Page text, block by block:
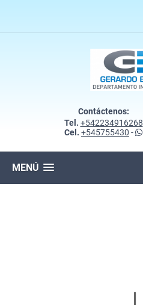
Contáctenos:
Tel. +542234916268
Cel. +545755430 -
MENÚ